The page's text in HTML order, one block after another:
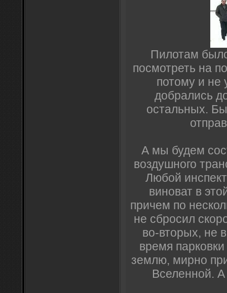
Пилотам
посмотреть на
потому и не
добрались
остальных.
А мы будем
воздушного
Любой
виноват в
причем по
не сбросил
во-вторых, не
время
землю, мирно
Вселенной.